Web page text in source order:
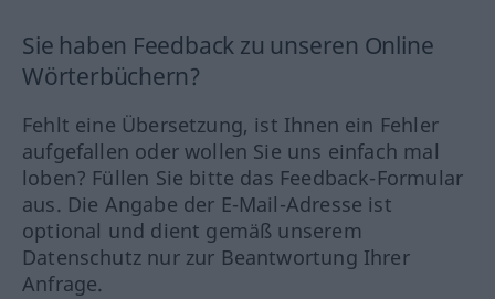
Sie haben Feedback zu unseren Online
Wörterbüchern?
Fehlt eine Übersetzung, ist Ihnen ein Fehler
aufgefallen oder wollen Sie uns einfach mal
loben? Füllen Sie bitte das Feedback-Formular
aus. Die Angabe der E-Mail-Adresse ist
optional und dient gemäß unserem
Datenschutz nur zur Beantwortung Ihrer
Anfrage.